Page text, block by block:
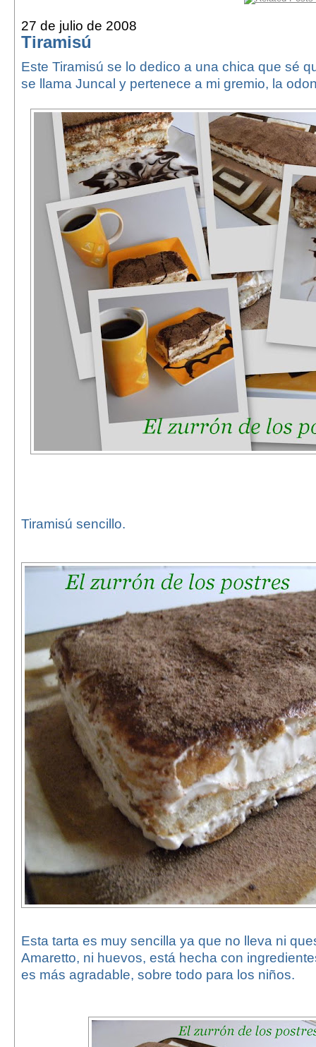
27 de julio de 2008
Tiramisú
Este Tiramisú se lo dedico a una chica que sé
se llama Juncal y pertenece a mi gremio, la
Tiramisú sencillo.
Esta tarta es muy sencilla ya que no lleva ni
Amaretto, ni huevos, está hecha con
es más agradable, sobre todo para los niños.